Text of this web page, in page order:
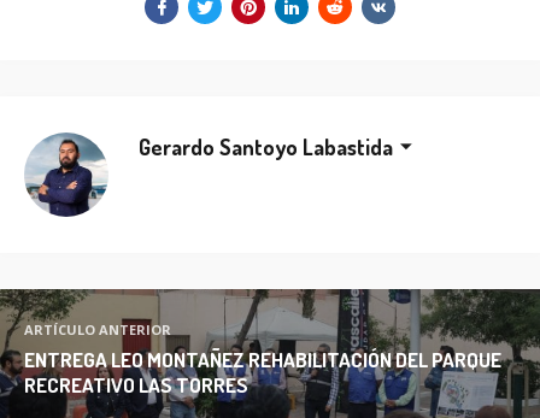
Gerardo Santoyo Labastida
ARTÍCULO ANTERIOR
ENTREGA LEO MONTAÑEZ REHABILITACIÓN DEL PARQUE
RECREATIVO LAS TORRES